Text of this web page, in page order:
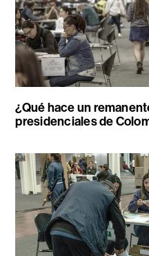
¿Qué hace un
presidenciales de